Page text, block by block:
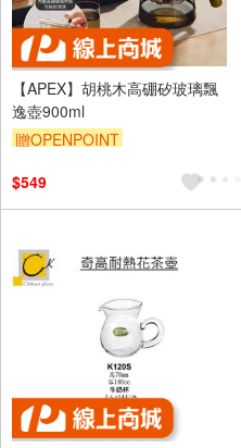
【APEX】胡桃木高硼矽玻璃飄
逸壺900ml
贈OPENPOINT
$549